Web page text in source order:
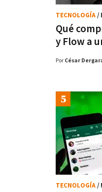
Qué
y Flow a
TECNOLOGÍA/
Por César
TECNOLOGÍA/